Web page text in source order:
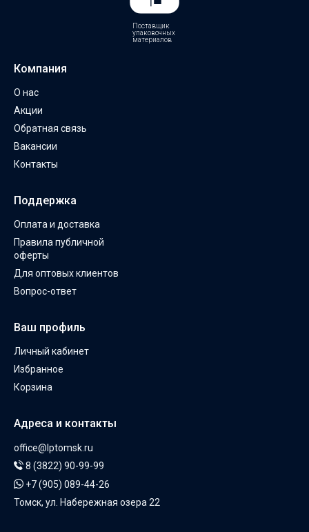
Поставщик
упаковочных
материалов
Компания
О нас
Акции
Обратная связь
Вакансии
Контакты
Поддержка
Оплата и доставка
Правила публичной
оферты
Для оптовых клиентов
Вопрос-ответ
Ваш профиль
Личный кабинет
Избранное
Корзина
Адреса и контакты
office@lptomsk.ru
8 (3822) 90-99-99
+7 (905) 089-44-26
Томск, ул. Набережная озера 22